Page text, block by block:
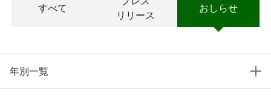
経営理念
すべて
リリース
おしらせ
年別一覧